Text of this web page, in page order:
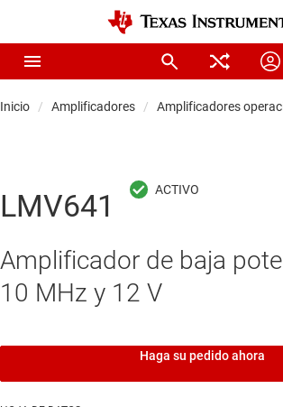
Inicio Amplificadores Amplificadores
LMV641
Amplificador de baja
10 MHz y 12 V
Haga su pedido ahora